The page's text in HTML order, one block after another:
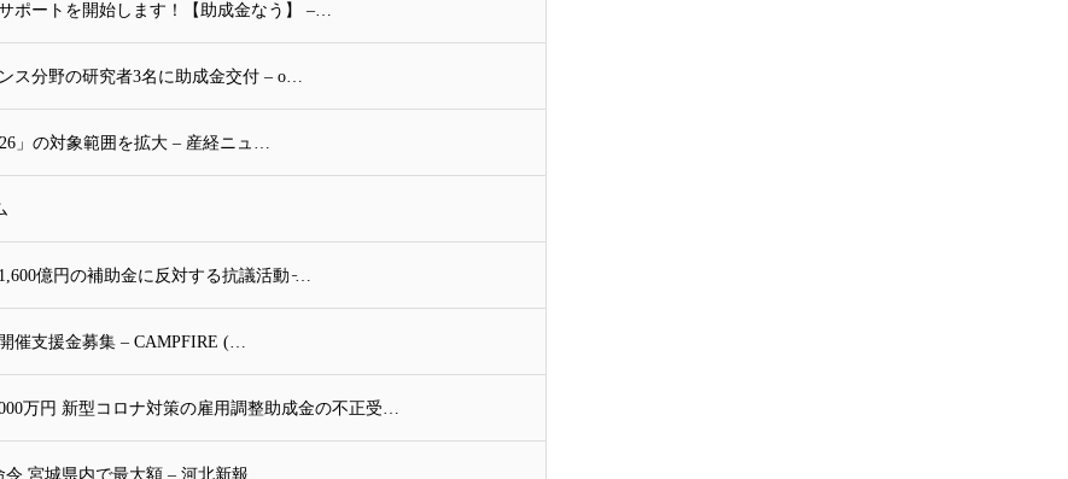
ポートを開始します！【助成金なう】 –…
ス分野の研究者3名に助成金交付 – o…
」の対象範囲を拡大 – 産経ニュ…
億円の補助金に反対する抗議活動 ̵…
催支援金募集 – CAMPFIRE (…
万円 新型コロナ対策の雇用調整助成金の不正受…
令 宮城県内で最大額 – 河北新報…